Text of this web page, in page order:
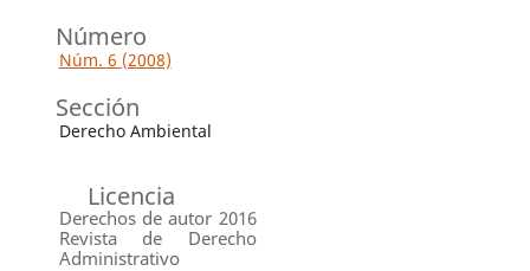
Número
Núm. 6 (2008)
Sección
Derecho Ambiental
Licencia
Derechos de autor 2016
Revista de Derecho
Administrativo